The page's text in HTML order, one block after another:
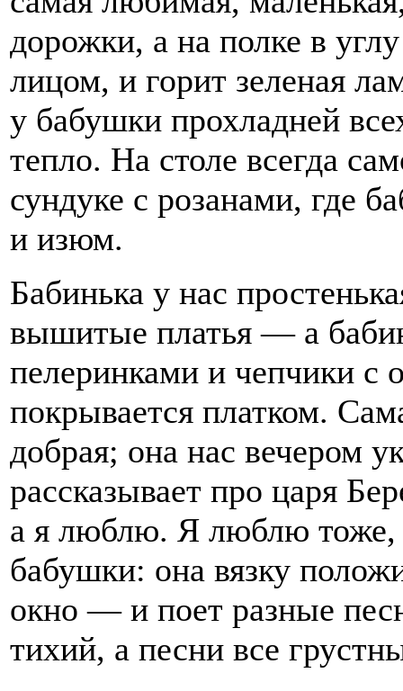
дорожки, а на полке в
лицом, и горит зеленая
у бабушки прохладней
тепло. На столе всегда
сундуке с розанами, где
и изюм.
Бабинька у нас
вышитые платья — а
пелеринками и чепчики с
покрывается платком.
добрая; она нас вечером
рассказывает про царя
а я люблю. Я люблю тоже,
бабушки: она вязку
окно — и поет разные
тихий, а песни все